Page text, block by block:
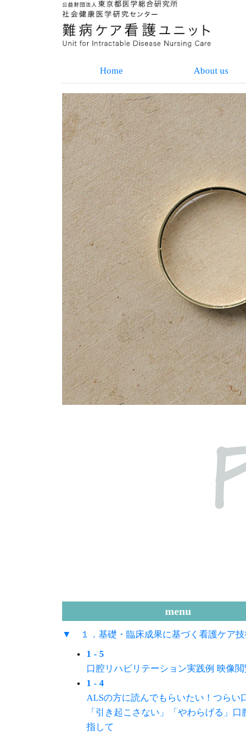
Home About us
menu
▼ １．基礎・臨床成果に基づく看護ケア技
1 - 5
口腔リハビリテーション実践例 映像閲
1 - 4
ALSの方に読んでもらいたい！つらい
「引き起こさない」「やわらげる」口
指して